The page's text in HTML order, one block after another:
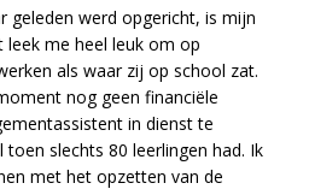
geleden werd opgericht, is mijn
me heel leuk om op
als waar zij op school zat.
nog geen financiële
in dienst te
slechts 80 leerlingen had. Ik
met het opzetten van de